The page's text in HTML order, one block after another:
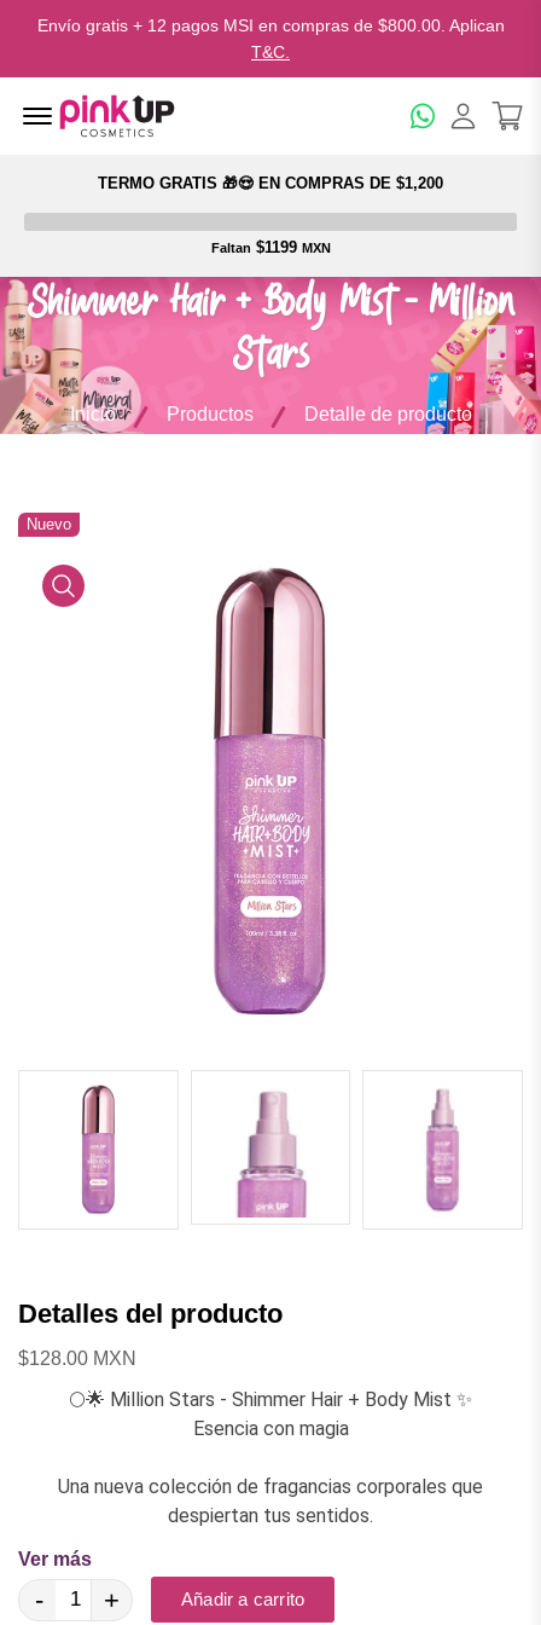
Envío gratis + 12 pagos MSI en compras de $800.00. Aplican
T&C.
Menu Open
TERMO GRATIS 🎁😍 EN COMPRAS DE $1,200
Faltan $1199 MXN
Shimmer Hair + Body Mist - Million
Stars
Inicio Productos Detalle de producto
Nuevo
Detalles del producto
$128.00 MXN
🌕🌟 Million Stars - Shimmer Hair + Body Mist ✨
Esencia con magia
Una nueva colección de fragancias corporales que
despiertan tus sentidos.
⭐ ¡Conoce los detalles del aroma MILLION STARS!
Notas de salida: Champaña, Durazno, Frambuesa.
Ver más
- + Añadir a carrito